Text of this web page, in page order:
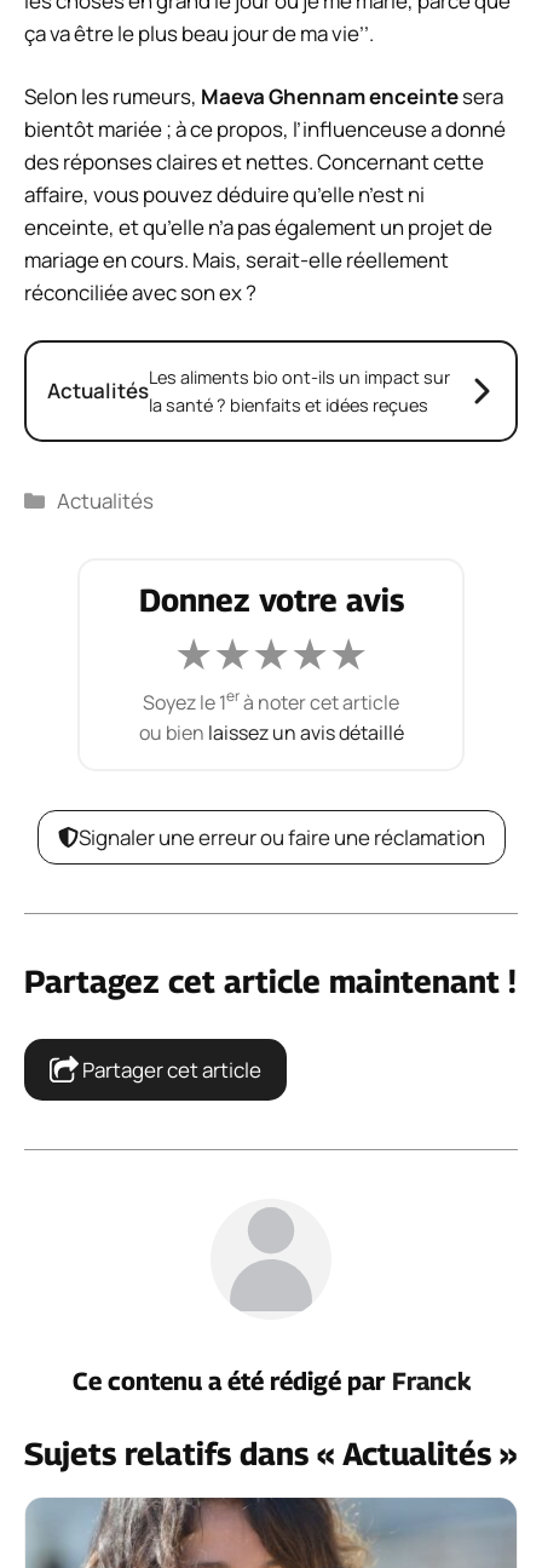
ça va être le plus beau jour de ma vie’’.
Selon les rumeurs, Maeva Ghennam enceintesera
bientôt mariée ; à ce propos, l’influenceuse a donné
des réponses claires et nettes. Concernant cette
affaire, vous pouvez déduire qu’elle n’est ni
enceinte, et qu’elle n’a pas également un projet de
mariage en cours. Mais, serait-elle réellement
réconciliée avec son ex ?
ActualitésLes aliments bio ont-ils un impact sur
la santé ? bienfaits et idées reçues
Catégories
Actualités
Donnez votre avis
★★★★★
Soyez le 1erà noter cet article
ou bien laissez un avis détaillé
Signaler une erreur ou faire une réclamation
Partagez cet article maintenant !
Partager cet article
Ce contenu a été rédigé par Franck
Sujets relatifs dans « Actualités »